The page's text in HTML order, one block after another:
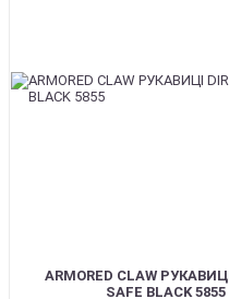
ARMORED CLAW
SAFE BLACK 5855